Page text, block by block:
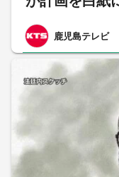
鹿児島テレビ